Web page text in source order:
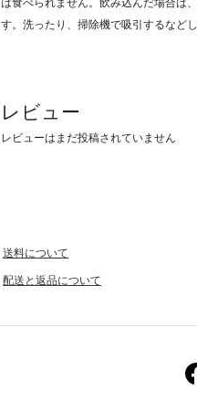
は食べられません。飲み込んだ場合は
す。洗ったり、掃除機で吸引するなど
レビュー
レビューはまだ投稿されていません
送料について
配送と返品について